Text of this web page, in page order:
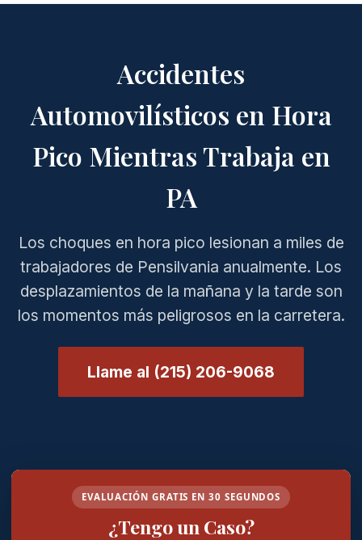
Accidentes
Automovilísticos en Hora
Pico Mientras Trabaja en
PA
Los choques en hora pico lesionan a miles de
trabajadores de Pensilvania anualmente. Los
desplazamientos de la mañana y la tarde son
los momentos más peligrosos en la carretera.
Llame al (215) 206-9068
EVALUACIÓN GRATIS EN 30 SEGUNDOS
¿Tengo un Caso?